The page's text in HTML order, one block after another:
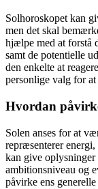
Solhoroskopet kan
men det skal
hjælpe med at forstå
samt de potentielle
den enkelte at
personlige valg for
Hvordan
Solen anses for at
repræsenterer
kan give
ambitionsniveau og
påvirke ens